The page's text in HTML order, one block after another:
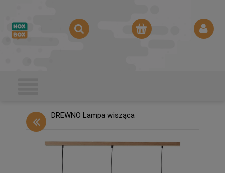
DREWNO Lampa wisząca